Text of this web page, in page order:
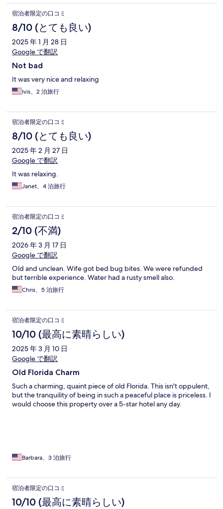
宿泊者限定の口コミ
8/10 (とても良い)
2025 年 1 月 28 日
Google で翻訳
Not bad
It was very nice and relaxing
Ivis、2 泊旅行
宿泊者限定の口コミ
8/10 (とても良い)
2025 年 2 月 27 日
Google で翻訳
It was relaxing.
Janet、4 泊旅行
宿泊者限定の口コミ
2/10 (不満)
2026 年 3 月 17 日
Google で翻訳
Old and unclean. Wife got bed bug bites. We were refunded
but terrible experience. Water had a rusty smell also.
Chris、5 泊旅行
宿泊者限定の口コミ
10/10 (最高に素晴らしい)
2025 年 3 月 10 日
Google で翻訳
Old Florida Charm
Such a charming, quaint piece of old Florida. This isn't oppulent,
but the tranquility of being in such a peaceful place is priceless. I
would choose this property over a 5-star hotel any day.
Barbara、3 泊旅行
宿泊者限定の口コミ
10/10 (最高に素晴らしい)